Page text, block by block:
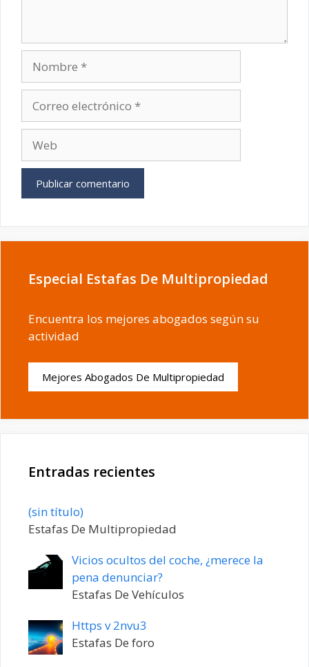
electrónico
Especial Estafas De Multipropiedad
Encuentra los mejores abogados según su
actividad
Mejores Abogados De Multipropiedad
Entradas recientes
(sin título)Entrada
20198
Estafas De Multipropiedad
Vicios ocultos del coche, ¿merece la
pena denunciar?
Estafas De Vehículos
Https v 2nvu3
Estafas De foro